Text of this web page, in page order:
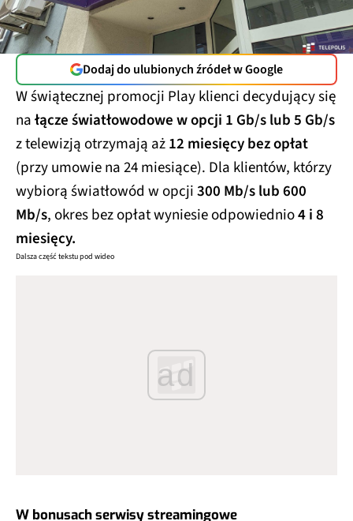
Dodaj do ulubionych źródeł w Google
W świątecznej promocji Play klienci decydujący się
nałącze światłowodowe w opcji 1 Gb/s lub 5 Gb/s
z telewizją otrzymają aż12 miesięcy bez opłat
(przy umowie na 24 miesiące). Dla klientów, którzy
wybiorą światłowód w opcji300 Mb/s lub 600
Mb/s, okres bez opłat wyniesie odpowiednio4 i 8
miesięcy.
Dalsza część tekstu pod wideo
ad
W bonusach serwisy streamingowe